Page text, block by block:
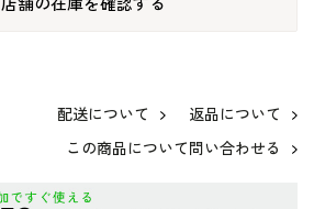
店舗の在庫を確認する
配送について
返品について
この商品について問い合わせる